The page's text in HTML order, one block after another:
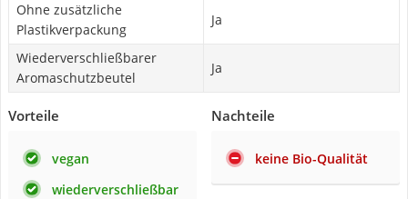
Ohne zusätzliche
Plastikverpackung
Ja
Wiederverschließbarer
Aromaschutzbeutel
Ja
Vorteile
vegan
wiederverschließbar
Nachteile
keine Bio-Qualität